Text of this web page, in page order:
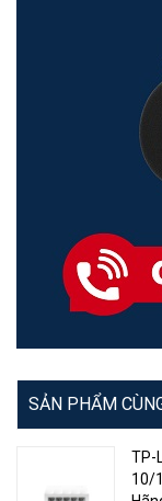
Quản lý tập trung
Chứng chỉ
Sản phẩm bao gồm
SẢN PHẨM
TP-
10/